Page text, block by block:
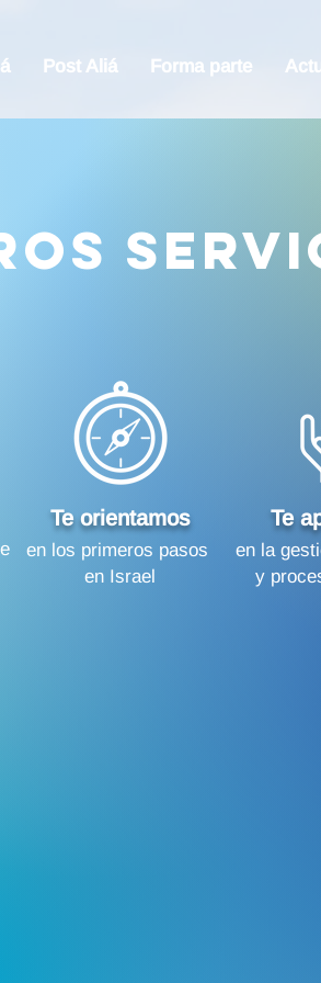
Post Aliá Forma parte
Te orientamos
en los primeros pasos
en Israel
Te
en la
y